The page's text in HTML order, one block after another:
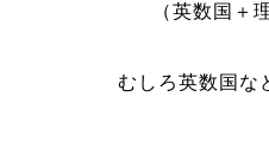
（英数国＋
むしろ英数国な